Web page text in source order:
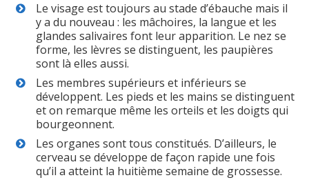
Le visage est toujours au stade d’ébauche mais il
y a du nouveau : les mâchoires, la langue et les
glandes salivaires font leur apparition. Le nez se
forme, les lèvres se distinguent, les paupières
sont là elles aussi.
Les membres supérieurs et inférieurs se
développent. Les pieds et les mains se distinguent
et on remarque même les orteils et les doigts qui
bourgeonnent.
Les organes sont tous constitués. D’ailleurs, le
cerveau se développe de façon rapide une fois
qu’il a atteint la huitième semaine de grossesse.